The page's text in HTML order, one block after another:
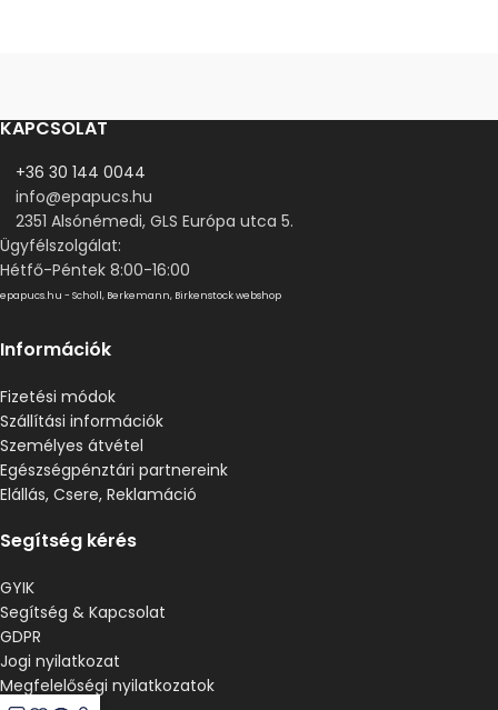
KAPCSOLAT
+36 30 144 0044
info@epapucs.hu
2351 Alsónémedi, GLS Európa utca 5.
Ügyfélszolgálat:
Hétfő-Péntek 8:00-16:00
epapucs.hu - Scholl, Berkemann, Birkenstock webshop
Információk
Fizetési módok
Szállítási információk
Személyes átvétel
Egészségpénztári partnereink
Elállás, Csere, Reklamáció
Segítség kérés
GYIK
Segítség & Kapcsolat
GDPR
Jogi nyilatkozat
Megfelelőségi nyilatkozatok